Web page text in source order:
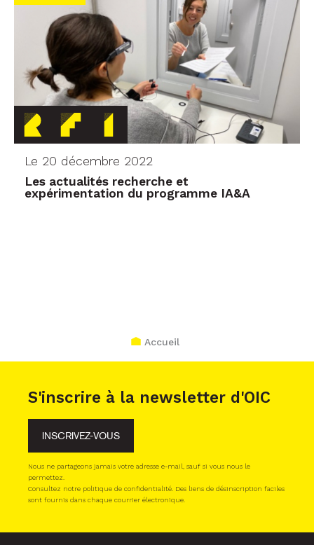
Le 20 décembre 2022
Les actualités recherche et
expérimentation du programme IA&A
Accueil
S'inscrire à la newsletter d'OIC
INSCRIVEZ-VOUS
Nous ne partageons jamais votre adresse e-mail, sauf si vous nous le
permettez.
Consultez notre politique de confidentialité. Des liens de désinscription faciles
sont fournis dans chaque courrier électronique.